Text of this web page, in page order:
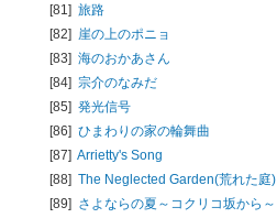
[81] 旅路
[82] 崖の上のポニョ
[83] 海のおかあさん
[84] 宗介のなみだ
[85] 発光信号
[86] ひまわりの家の輪舞曲
[87] Arrietty's Song
[88] The Neglected Garden(荒れた庭)
[89] さよならの夏～コクリコ坂から～